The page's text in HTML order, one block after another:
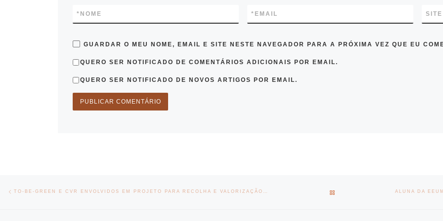
NOME
* EMAIL
* SITE
GUARDAR O MEU NOME, EMAIL E SITE NESTE NAVEGADOR PARA A PRÓXIMA VEZ QUE EU
QUERO SER NOTIFICADO DE COMENTÁRIOS ADICIONAIS POR EMAIL.
QUERO SER NOTIFICADO DE NOVOS ARTIGOS POR EMAIL.
Post navigation TO-BE-GREEN E CVR ENVOLVIDOS EM PROJETO PARA RECOLHA E VALORIZAÇÃO DE MÁSCARAS DESCARTÁVEIS BACK TO POST LIST